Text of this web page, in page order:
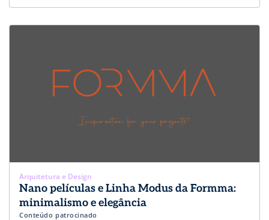
Arquitetura e Design
Nano películas e Linha Modus da Formma:
minimalismo e elegância
Conteúdo patrocinado